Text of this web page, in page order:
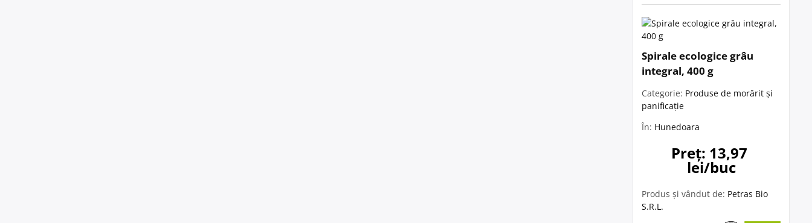
Spirale ecologice grâu
integral, 400 g
Categorie: Produse de morărit și
panificație
În: Hunedoara
Preț: 13,97
lei/buc
Produs și vândut de: Petras Bio
S.R.L.